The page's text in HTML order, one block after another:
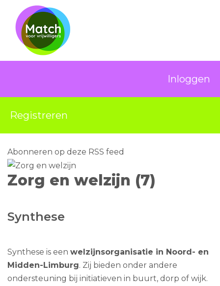
Inloggen
Registreren
Abonneren op deze RSS feed
Zorg en welzijn (7)
Synthese
Synthese is een welzijnsorganisatie in Noord- en
Midden-Limburg. Zij bieden onder andere
ondersteuning bij initiatieven in buurt, dorp of wijk.